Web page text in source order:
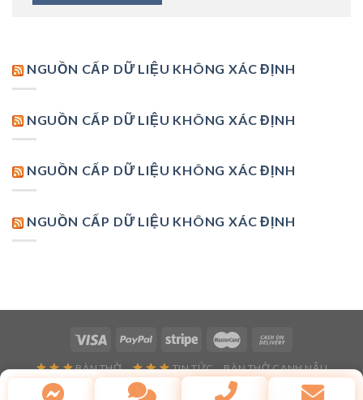
NGUỒN CẤP DỮ LIỆU KHÔNG XÁC ĐỊNH
NGUỒN CẤP DỮ LIỆU KHÔNG XÁC ĐỊNH
NGUỒN CẤP DỮ LIỆU KHÔNG XÁC ĐỊNH
NGUỒN CẤP DỮ LIỆU KHÔNG XÁC ĐỊNH
BÀN THỜ TIN TỨC BÀN THỜ CANH NẬU
Copyright 2026 © Flatsome Theme